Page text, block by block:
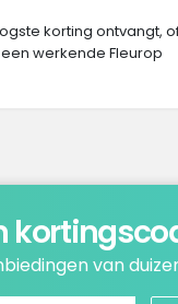
korting ontvangt,
werkende Fleurop
van